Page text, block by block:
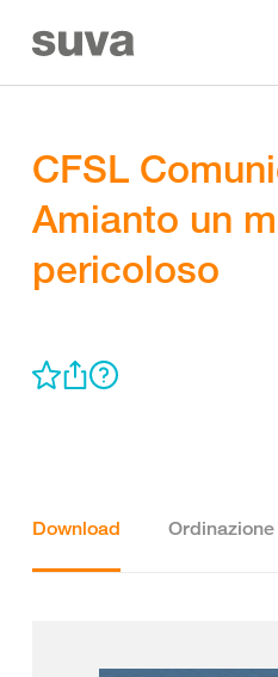
CFSL
Amianto un
pericoloso
Download Ordinazione